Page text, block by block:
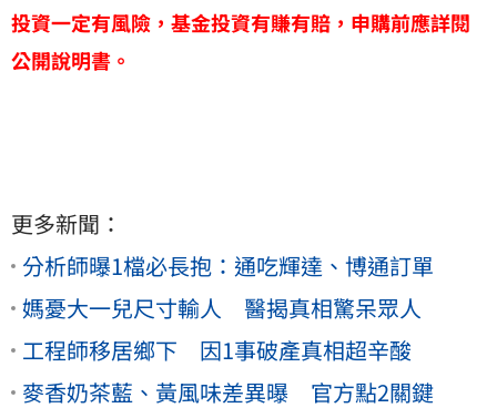
投資一定有風險，基金投資有賺有賠，申購前應詳閱
公開說明書。
更多新聞：
分析師曝1檔必長抱：通吃輝達、博通訂單
媽憂大一兒尺寸輸人 醫揭真相驚呆眾人
工程師移居鄉下 因1事破產真相超辛酸
麥香奶茶藍、黃風味差異曝 官方點2關鍵